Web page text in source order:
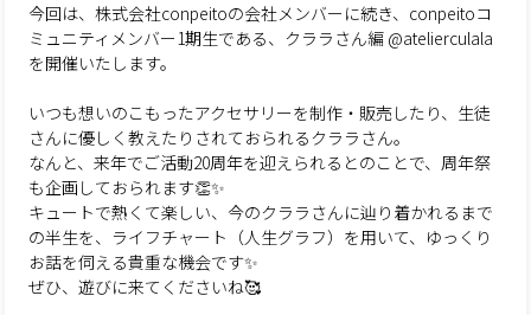
今回は、株式会社conpeitoの会社メンバーに続き、conpeitoコ
ミュニティメンバー1期生である、クララさん編 @atelierculala
を開催いたします。
いつも想いのこもったアクセサリーを制作・販売したり、生徒
さんに優しく教えたりされておられるクララさん。
なんと、来年でご活動20周年を迎えられるとのことで、周年祭
も企画しておられます👏✨
キュートで熱くて楽しい、今のクララさんに辿り着かれるまで
の半生を、ライフチャート（人生グラフ）を用いて、ゆっくり
お話を伺える貴重な機会です✨
ぜひ、遊びに来てくださいね🥰